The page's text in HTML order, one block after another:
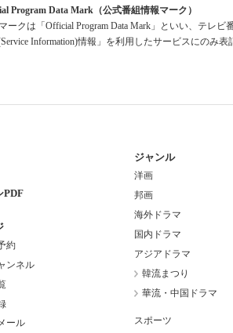
Program Data Mark（公式番組情報マーク）
ークは「Official Program Data Mark」といい、テレビ
Information)情報」を利用したサービスにのみ
PDF
約
ンネル
ール
ジャンル
洋画
邦画
海外ドラマ
国内ドラマ
アジアドラマ
韓流まつり
華流・中国ドラマ
スポーツ